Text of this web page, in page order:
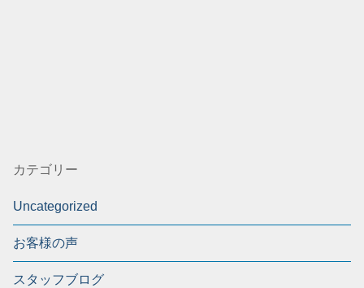
カテゴリー
Uncategorized
お客様の声
スタッフブログ